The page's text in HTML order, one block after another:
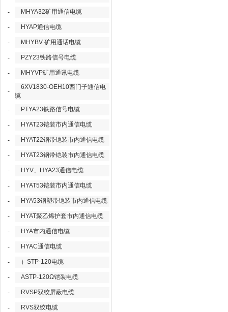
- MHYA32矿用通信电缆
- HYAP通信电缆
- MHYBV 矿用通话电缆
- PZY23铁路信号电缆
- MHYVP矿用通讯电缆
-
6XV1830-OEH10西门子通信电
缆
-
PTYA23铁路信号电缆
- HYAT23铠装市内通信电缆
- HYAT22钢带铠装市内通信电缆
- HYAT23钢带铠装市内通信电缆
- HYV、HYA23通信电缆
- HYAT53铠装市内通信电缆
- HYA53钢塑带铠装市内通信电缆
- HYAT聚乙烯护套市内通信电缆
- HYA市内通信电缆
- HYAC通信电缆
- ）STP-120电缆
- ASTP-120Ω铠装电缆
- RVSP双绞屏蔽电缆
- RVS双绞电缆